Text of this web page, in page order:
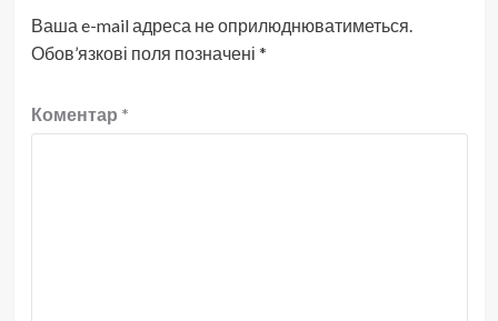
Ваша e-mail адреса не оприлюднюватиметься.
Обов’язкові поля позначені *
Коментар *